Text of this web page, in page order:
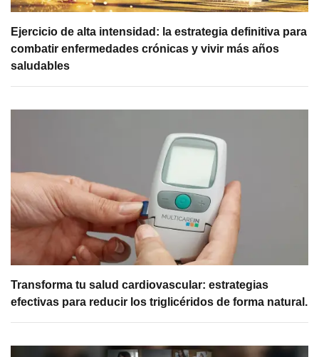
Ejercicio de alta intensidad: la estrategia definitiva para
combatir enfermedades crónicas y vivir más años
saludables
Transforma tu salud cardiovascular: estrategias
efectivas para reducir los triglicéridos de forma natural.